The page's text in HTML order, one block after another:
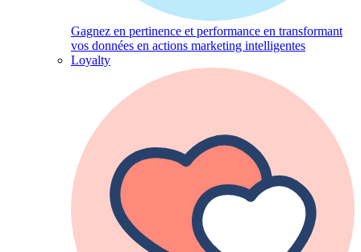
Gagnez en pertinence et performance en transformant
vos données en actions marketing intelligentes
Loyalty